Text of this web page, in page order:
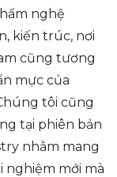
nghệ
kiến trúc, nơi
cũng tương
mực của
tôi cũng
tại phiên bản
nhằm mang
mới mà